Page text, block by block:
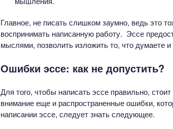
Главное, не писать слишком заумно, ведь это
воспринимать написанную работу. Эссе
мыслями, позволить изложить то, что думаете
Ошибки эссе: как не допустить?
Для того, чтобы написать эссе правильно,
внимание еще и распространенные ошибки,
написании эссе, следует знать следующее.